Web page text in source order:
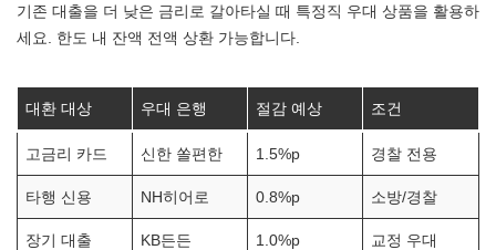
기존 대출을 더 낮은 금리로 갈아타실 때 특정직 우대 상품을 활용하
세요. 한도 내 잔액 전액 상환 가능합니다.
대환 대상 우대 은행 절감 예상 조건
고금리 카드 신한 쏠편한 1.5%p 경찰 전용
타행 신용 NH히어로 0.8%p 소방/경찰
장기 대출 KB든든 1.0%p 교정 우대